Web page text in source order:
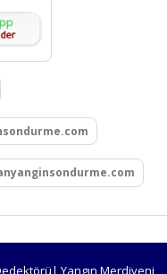
Yangın Merdiveni